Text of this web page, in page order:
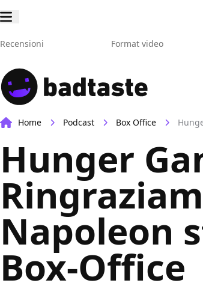
Recensioni Format video
Home Podcast Box Office
Hunger
Napoleon
Box-Office